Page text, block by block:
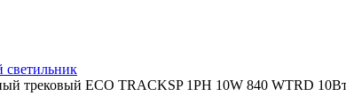
трековый ECO TRACKSP 1PH 10W 840 WTRD